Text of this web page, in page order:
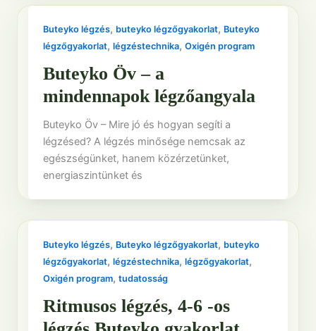
Buteyko légzés, buteyko légzőgyakorlat, Buteyko
légzőgyakorlat,légzéstechnika,Oxigén program
Buteyko Öv – a
mindennapok légzőangyala
Buteyko Öv – Mire jó és hogyan segíti a
légzésed? A légzés minősége nemcsak az
egészségünket, hanem közérzetünket,
energiaszintünket és
Buteyko légzés, Buteyko légzőgyakorlat, buteyko
légzőgyakorlat,légzéstechnika,légzőgyakorlat,
Oxigén program,tudatosság
Ritmusos légzés, 4-6 -os